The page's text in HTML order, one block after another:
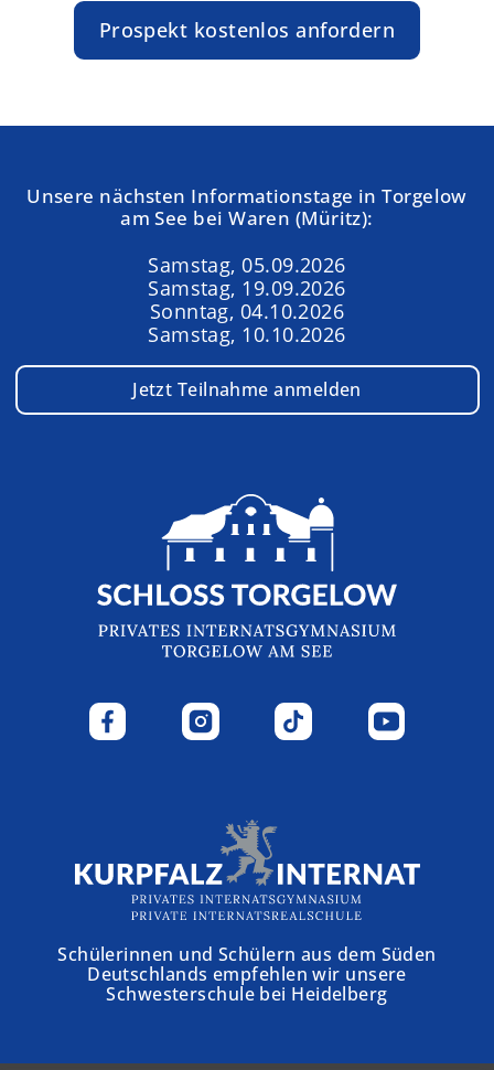
Prospekt kostenlos anfordern
Unsere nächsten Informationstage in Torgelow
am See bei Waren (Müritz):
Samstag, 05.09.2026
Samstag, 19.09.2026
Sonntag, 04.10.2026
Samstag, 10.10.2026
Jetzt Teilnahme anmelden
Schülerinnen und Schülern aus dem Süden
Deutschlands empfehlen wir unsere
Schwesterschule bei Heidelberg